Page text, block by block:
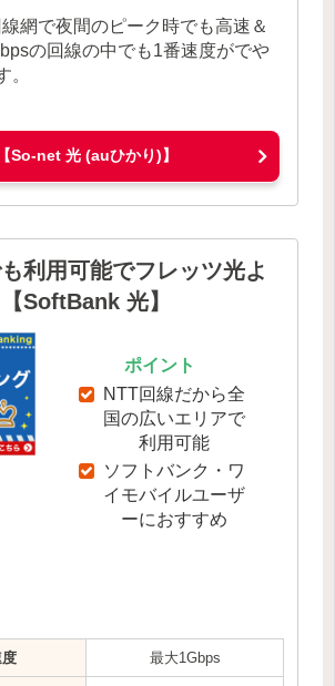
網で夜間のピーク時でも高速＆
の回線の中でも1番速度がでや
。
【So-net 光 (auひかり)】
利用可能でフレッツ光よ
SoftBank 光】
ポイント
NTT回線だから全
国の広いエリアで
利用可能
ソフトバンク・ワ
イモバイルユーザ
ーにおすすめ
最大1Gbps